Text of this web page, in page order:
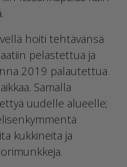
hoiti tehtävänsä
pelastettua ja
2019 palautettua
Samalla
uudelle alueelle;
kukkineita ja